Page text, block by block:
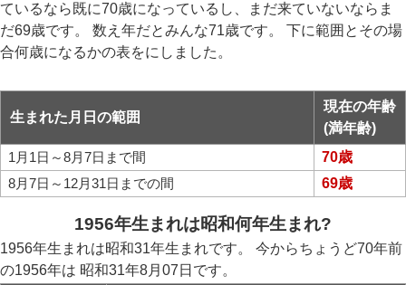
ているなら既に70歳になっているし、まだ来ていないならま
だ69歳です。 数え年だとみんな71歳です。 下に範囲とその場
合何歳になるかの表をにしました。
生まれた月日の範囲
現在の年齢
(満年齢)
1月1日～8月7日まで間
70歳
8月7日～12月31日までの間
69歳
1956年生まれは昭和何年生まれ?
1956年生まれは昭和31年生まれです。 今からちょうど70年前
の1956年は 昭和31年8月07日です。